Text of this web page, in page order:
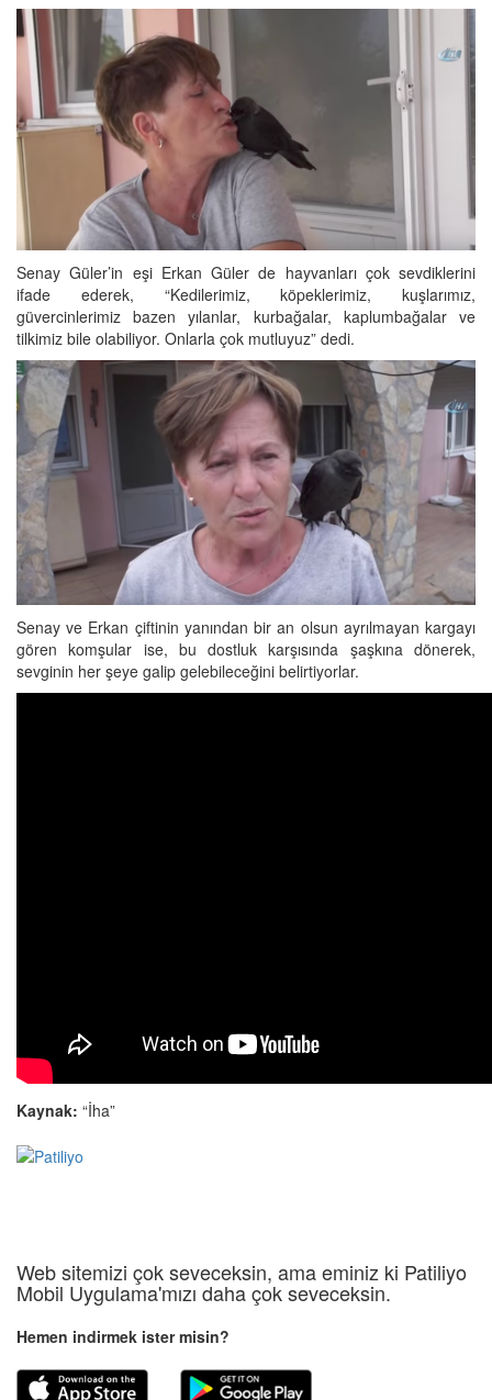
Senay Güler’in eşi Erkan Güler de hayvanları çok sevdiklerini
ifade ederek, “Kedilerimiz, köpeklerimiz, kuşlarımız,
güvercinlerimiz bazen yılanlar, kurbağalar, kaplumbağalar ve
tilkimiz bile olabiliyor. Onlarla çok mutluyuz” dedi.
Senay ve Erkan çiftinin yanından bir an olsun ayrılmayan kargayı
gören komşular ise, bu dostluk karşısında şaşkına dönerek,
sevginin her şeye galip gelebileceğini belirtiyorlar.
Kaynak: “İha”
Web sitemizi çok seveceksin, ama eminiz ki Patiliyo
Mobil Uygulama'mızı daha çok seveceksin.
Hemen indirmek ister misin?